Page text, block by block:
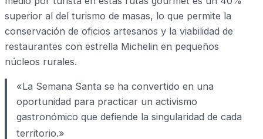
superior al del turismo de masas, lo que permite la
conservación de oficios artesanos y la viabilidad de
restaurantes con estrella Michelin en pequeños
núcleos rurales.
«La Semana Santa se ha convertido en una
oportunidad para practicar un activismo
gastronómico que defiende la singularidad de cada
territorio.»